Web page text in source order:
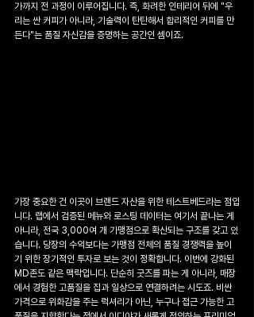
가까지 전 과정이 이루어집니다. 즉, 화려한 인테리어 뒤에 "우
리는 싼 커피가 아니라, 기술력이 탄탄해서 합리적인 커피를 만
든다"는 품질 자신감을 증명하는 공간인 셈이죠.
가장 중요한 건 이곳이 브랜드 자산을 위한 테스트베드라는 점입
니다. 랩에서 검증된 메뉴와 로스팅 데이터는 여기서 끝나는 게
아니라, 전국 3,000여 개 가맹점으로 확산되는 구조를 갖고 있
습니다. 당장의 수익보다는 가맹점 전체의 품질 경쟁력을 높이
기 위한 장기적인 투자로 보는 것이 정확합니다. 이번에 강화된
MD존도 같은 맥락입니다. 단순히 굿즈를 파는 게 아니라, 매장
에서 경험한 고품질을 집과 일상으로 연결하려는 시도죠. 비싼
가격으로 위화감을 주는 럭셔리가 아닌, 누구나 접근 가능한 고